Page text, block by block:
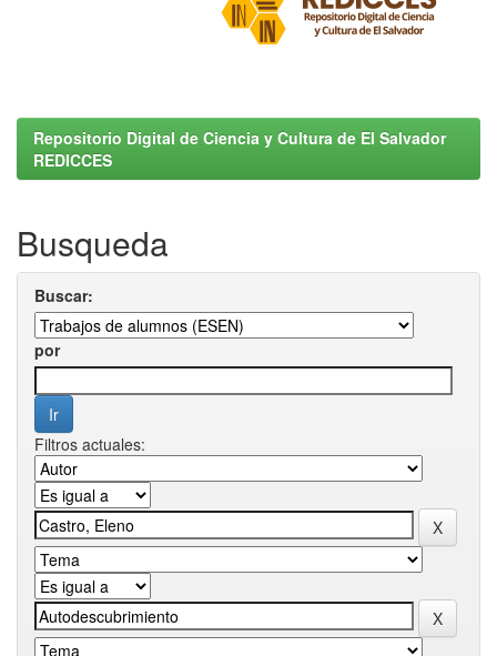
Repositorio Digital de Ciencia y Cultura de El Salvador
REDICCES
Busqueda
Buscar:
por
Filtros actuales: